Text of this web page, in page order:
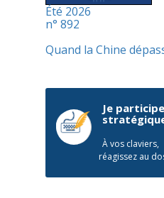
Été 2026
n° 892
Quand la Chine
Je
À vos claviers,
réagissez au